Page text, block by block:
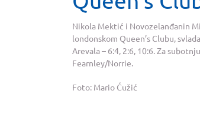
Nikola Mektić i Novozelanđanin
londonskom Queen’s Clubu,
Arevala – 6:4, 2:6, 10:6. Za
Fearnley/Norrie.
Foto: Mario Ćužić